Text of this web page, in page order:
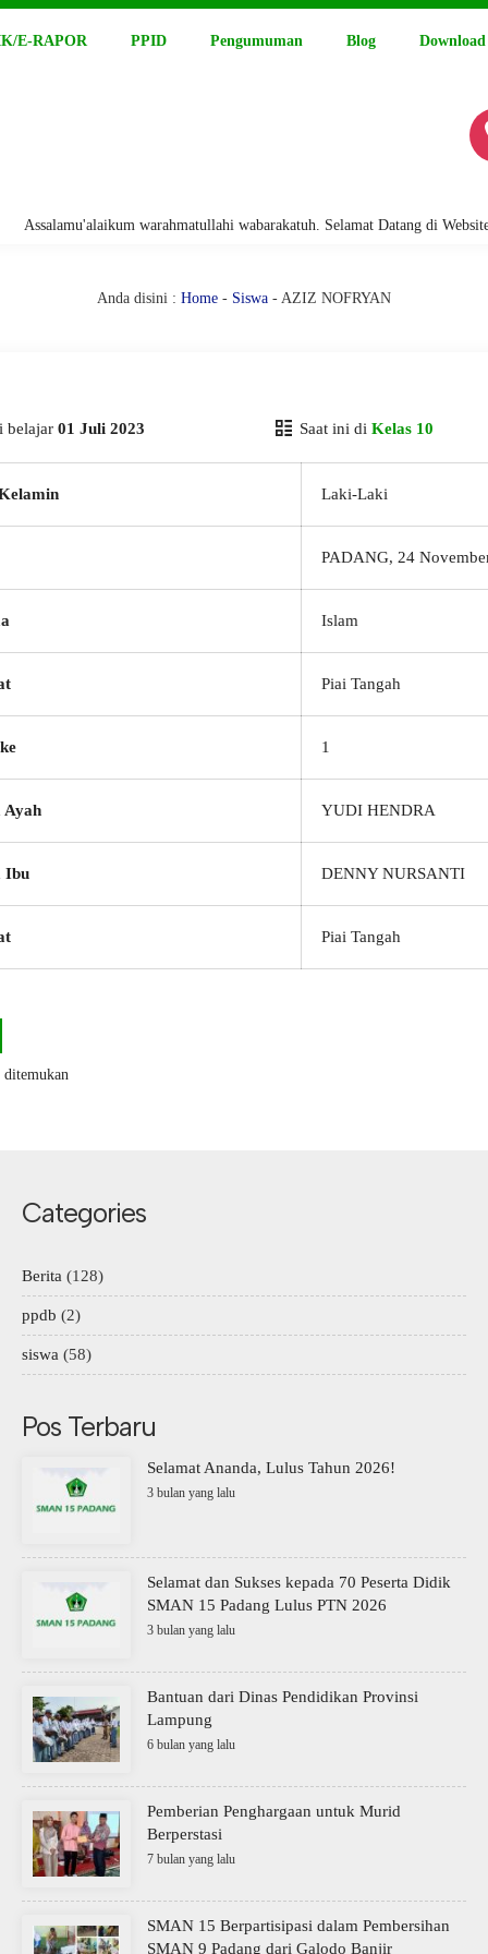
E-RAPOR PPID Pengumuman Blog Download
warahmatullahi wabarakatuh. Selamat Datang di Website
Anda disini : Home - Siswa - AZIZ NOFRYAN
belajar 01 Juli 2023 Saat ini di Kelas 10
Laki-Laki
PADANG, 24
Islam
Piai Tangah
1
Ayah YUDI HENDRA
Ibu DENNY NURSANTI
Piai Tangah
ditemukan
Categories
Berita (128)
ppdb (2)
siswa (58)
Pos Terbaru
Selamat Ananda, Lulus Tahun 2026!
3 bulan yang lalu
Selamat dan Sukses kepada 70 Peserta Didik
SMAN 15 Padang Lulus PTN 2026
3 bulan yang lalu
Bantuan dari Dinas Pendidikan Provinsi
Lampung
6 bulan yang lalu
Pemberian Penghargaan untuk Murid
Berperstasi
7 bulan yang lalu
SMAN 15 Berpartisipasi dalam Pembersihan
SMAN 9 Padang dari Galodo Banjir